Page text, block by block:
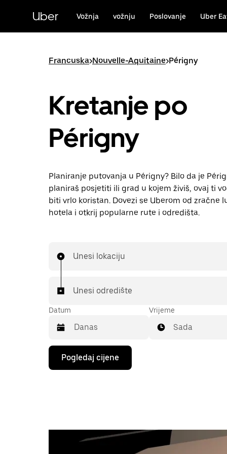
sadržaj
Uber Vožnja vožnju Poslovanje Uber
Francuska>Nouvelle-Aquitaine>Périgny
Kretanje po
Périgny
Planiranje putovanja u Périgny? Bilo da je
planiraš posjetiti ili grad u kojem živiš, ovaj ti
biti vrlo koristan. Dovezi se Uberom od zračne
hotela i otkrij popularne rute i odredišta.
Unesi lokaciju
Unesi odredište
Datum
Pritisni
tipku
sa
Vrijeme
Sada
Pogledaj cijene